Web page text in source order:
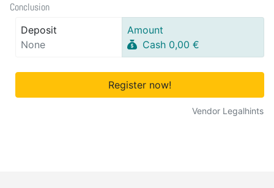
Conclusion
Deposit
None
Amount
Cash 0,00 €
Register now!
Vendor Legalhints